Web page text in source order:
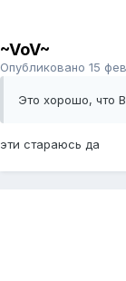
~VoV~
Опубликовано 15
Это хорошо, что
эти стараюсь да